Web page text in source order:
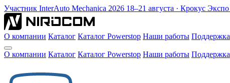
Участник InterAuto Mechanica 2026 18–21 августа · Крокус Экспо
О компании Каталог Каталог Powerstop Наши работы Поддержка
О компании Каталог Каталог Powerstop Наши работы Поддержка